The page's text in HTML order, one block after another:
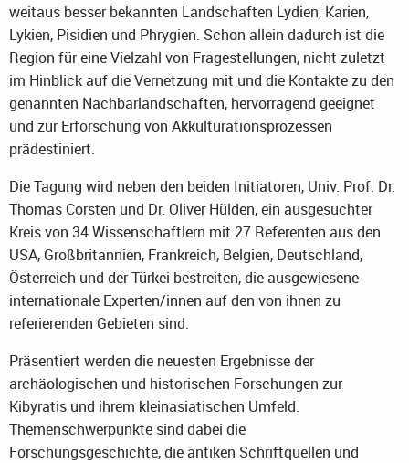
weitaus besser bekannten Landschaften Lydien, Karien,
Lykien, Pisidien und Phrygien. Schon allein dadurch ist die
Region für eine Vielzahl von Fragestellungen, nicht zuletzt
im Hinblick auf die Vernetzung mit und die Kontakte zu den
genannten Nachbarlandschaften, hervorragend geeignet
und zur Erforschung von Akkulturationsprozessen
prädestiniert.
Die Tagung wird neben den beiden Initiatoren, Univ. Prof. Dr.
Thomas Corsten und Dr. Oliver Hülden, ein ausgesuchter
Kreis von 34 Wissenschaftlern mit 27 Referenten aus den
USA, Großbritannien, Frankreich, Belgien, Deutschland,
Österreich und der Türkei bestreiten, die ausgewiesene
internationale Experten/innen auf den von ihnen zu
referierenden Gebieten sind.
Präsentiert werden die neuesten Ergebnisse der
archäologischen und historischen Forschungen zur
Kibyratis und ihrem kleinasiatischen Umfeld.
Themenschwerpunkte sind dabei die
Forschungsgeschichte, die antiken Schriftquellen und